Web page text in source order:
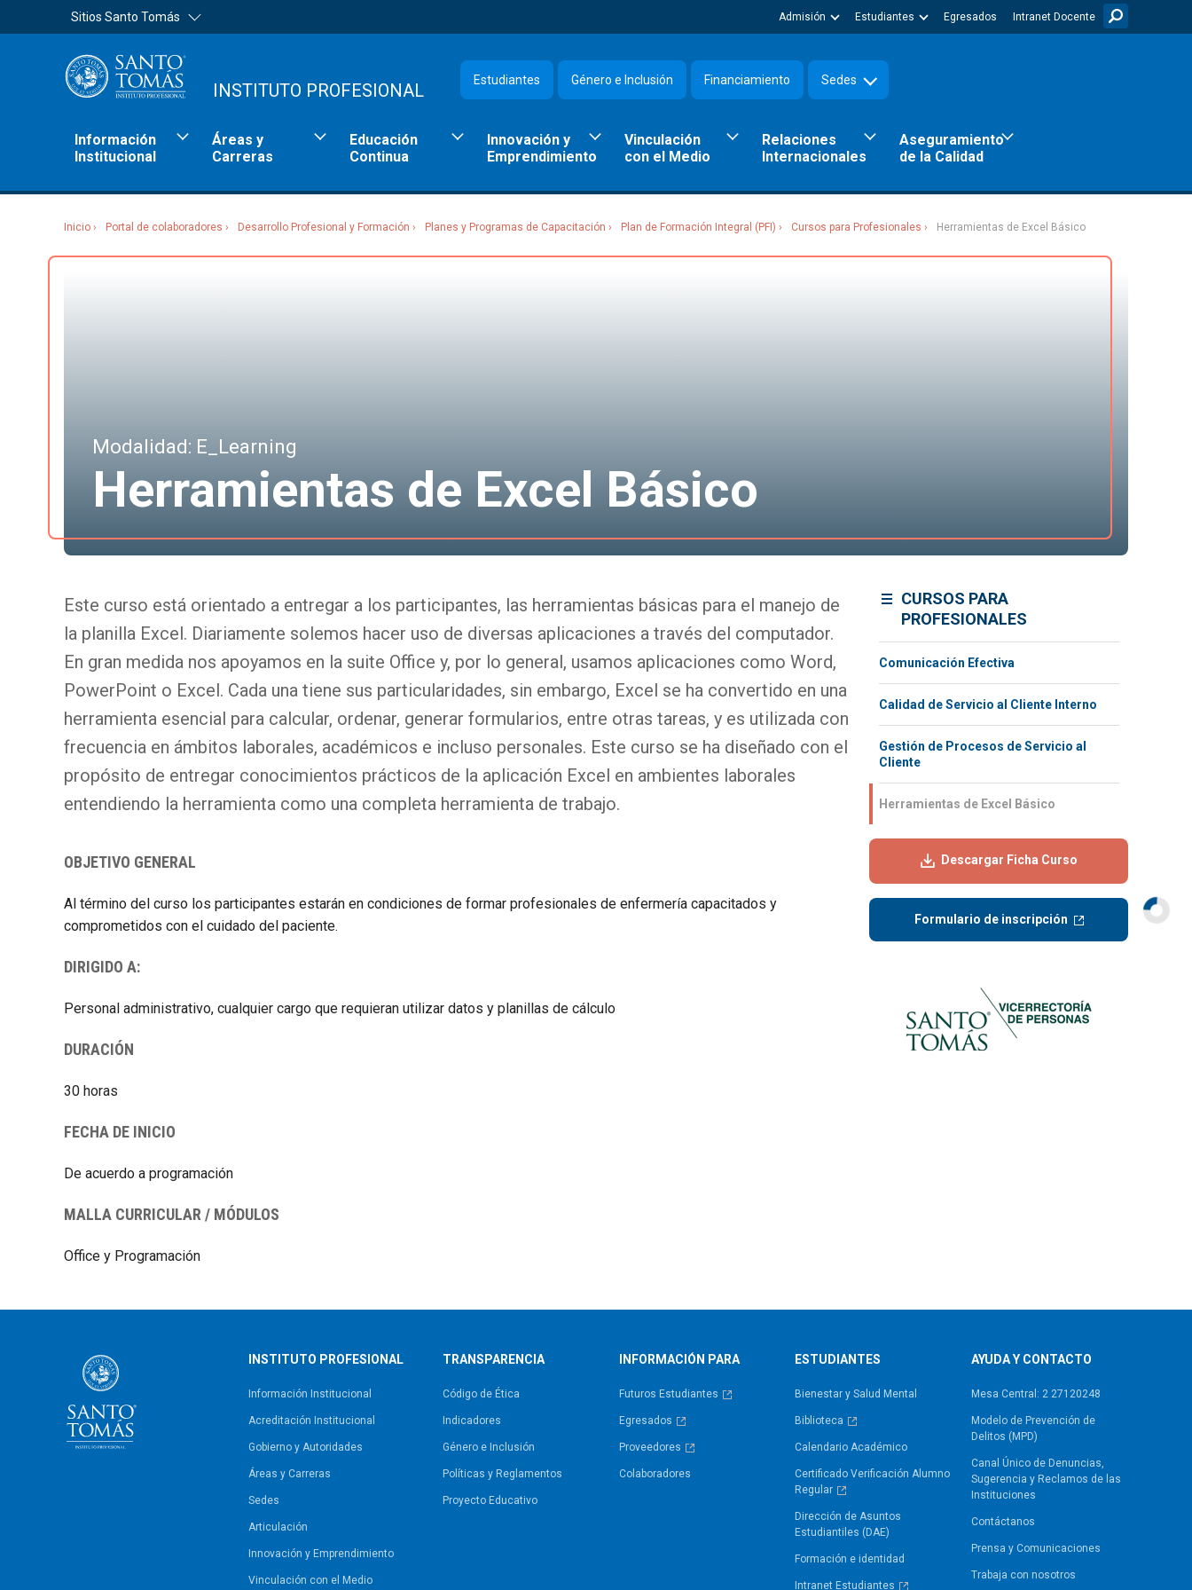
Sitios Santo Tomás Intranet Docente
Egresados
Estudiantes
Admisión
Estudiantes Género e Inclusión Financiamiento Sedes
INSTITUTO PROFESIONAL
Información
Institucional
Áreas y
Carreras
Educación
Continua
Innovación y
Emprendimiento
Vinculación
con el Medio
Relaciones
Internacionales
Aseguramiento
de la Calidad
Inicio Portal de colaboradores Desarrollo Profesional y Formación Planes y Programas de Capacitación Plan de Formación Integral (PFI) Cursos para Profesionales Herramientas de Excel Básico
Modalidad: E_Learning
Herramientas de Excel Básico
Este curso está orientado a entregar a los participantes, las herramientas básicas para el manejo de
la planilla Excel. Diariamente solemos hacer uso de diversas aplicaciones a través del computador.
En gran medida nos apoyamos en la suite Office y, por lo general, usamos aplicaciones como Word,
PowerPoint o Excel. Cada una tiene sus particularidades, sin embargo, Excel se ha convertido en una
herramienta esencial para calcular, ordenar, generar formularios, entre otras tareas, y es utilizada con
frecuencia en ámbitos laborales, académicos e incluso personales. Este curso se ha diseñado con el
propósito de entregar conocimientos prácticos de la aplicación Excel en ambientes laborales
entendiendo la herramienta como una completa herramienta de trabajo.
OBJETIVO GENERAL
Al término del curso los participantes estarán en condiciones de formar profesionales de enfermería capacitados y
comprometidos con el cuidado del paciente.
DIRIGIDO A:
Personal administrativo, cualquier cargo que requieran utilizar datos y planillas de cálculo
DURACIÓN
30 horas
FECHA DE INICIO
De acuerdo a programación
MALLA CURRICULAR / MÓDULOS
Office y Programación
CURSOS PARA
PROFESIONALES
Comunicación Efectiva
Calidad de Servicio al Cliente Interno
Gestión de Procesos de Servicio al
Cliente
Herramientas de Excel Básico
Descargar Ficha Curso
Formulario de inscripción
INSTITUTO PROFESIONAL
Información Institucional
Acreditación Institucional
Gobierno y Autoridades​
Áreas y Carreras
Sedes
Articulación
Innovación y Emprendimiento
Vinculación con el Medio
TRANSPARENCIA
Código de Ética
Indicadores
Género e Inclusión
Políticas y Reglamentos​
Proyecto Educativo
INFORMACIÓN PARA
Futuros Estudiantes
Egresados
Proveedores
Colaboradores
ESTUDIANTES
Bienestar y Salud Mental
Biblioteca
Calendario Académico
Certificado Verificación Alumno
Regular
Dirección de Asuntos
Estudiantiles (DAE)
Formación e identidad
Intranet Estudiantes
AYUDA Y CONTACTO
Mesa Central: 2 27120248
Modelo de Prevención de
Delitos (MPD)
Canal Único de Denuncias,
Sugerencia y Reclamos de las
Instituciones
Contáctanos
Prensa y Comunicaciones
Trabaja con nosotros